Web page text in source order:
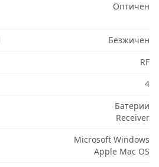
Оптичен
Безжичен
RF
4
Батерии
Receiver
Microsoft Windows
Apple Mac OS